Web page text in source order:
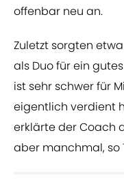
offenbar neu an.
Zuletzt sorgten
als Duo für ein
ist sehr schwer für
eigentlich verdient
erklärte der Coach
aber manchmal, so